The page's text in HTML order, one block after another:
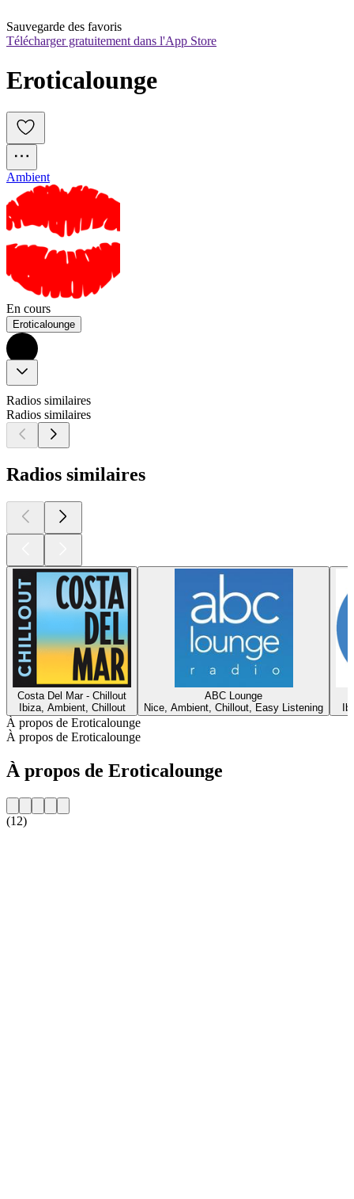
Sauvegarde des favoris
Télécharger gratuitement dans l'App Store
Eroticalounge
Ambient
En cours
Eroticalounge
Radios similaires
Radios similaires
Radios similaires
Costa Del Mar - Chillout
Ibiza, Ambient, Chillout
ABC Lounge
Nice, Ambient, Chillout, Easy Listening
À propos de Eroticalounge
À propos de Eroticalounge
À propos de Eroticalounge
(12)